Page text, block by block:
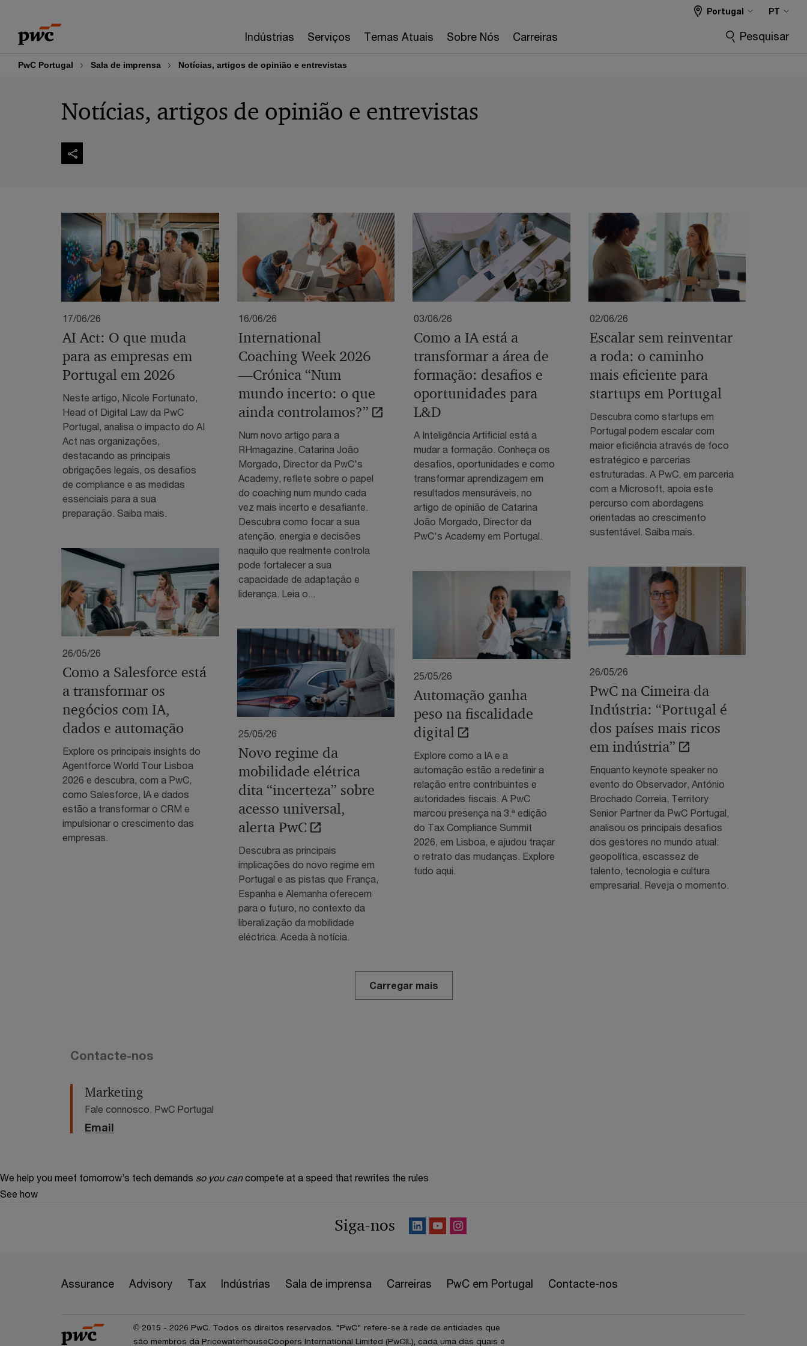
content
footer
Indústrias Serviços Temas Atuais Sobre Nós Carreiras
Portugal PT
Pesquisar
PwC Portugal Sala de imprensa Notícias, artigos de opinião e entrevistas
Notícias, artigos de opinião e entrevistas
17/06/26
AI Act: O que muda
para as empresas em
Portugal em 2026
Neste artigo, Nicole Fortunato,
Head of Digital Law da PwC
Portugal, analisa o impacto do AI
Act nas organizações,
destacando as principais
obrigações legais, os desafios
de compliance e as medidas
essenciais para a sua
preparação. Saiba mais.
16/06/26
International
Coaching Week 2026
—Crónica “Num
mundo incerto: o que
ainda controlamos?”
Num novo artigo para a
RHmagazine, Catarina João
Morgado, Director da PwC's
Academy, reflete sobre o papel
do coaching num mundo cada
vez mais incerto e desafiante.
Descubra como focar a sua
atenção, energia e decisões
naquilo que realmente controla
pode fortalecer a sua
capacidade de adaptação e
liderança. Leia o...
03/06/26
Como a IA está a
transformar a área de
formação: desafios e
oportunidades para
L&D
A Inteligência Artificial está a
mudar a formação. Conheça os
desafios, oportunidades e como
transformar aprendizagem em
resultados mensuráveis, no
artigo de opinião de Catarina
João Morgado, Director da
PwC's Academy em Portugal.
02/06/26
Escalar sem reinventar
a roda: o caminho
mais eficiente para
startups em Portugal
Descubra como startups em
Portugal podem escalar com
maior eficiência através de foco
estratégico e parcerias
estruturadas. A PwC, em parceria
com a Microsoft, apoia este
percurso com abordagens
orientadas ao crescimento
sustentável. Saiba mais.
26/05/26
Como a Salesforce está
a transformar os
negócios com IA,
dados e automação
Explore os principais insights do
Agentforce World Tour Lisboa
2026 e descubra, com a PwC,
como Salesforce, IA e dados
estão a transformar o CRM e
impulsionar o crescimento das
empresas.
26/05/26
PwC na Cimeira da
Indústria: “Portugal é
dos países mais ricos
em indústria”
Enquanto keynote speaker no
evento do Observador, António
Brochado Correia, Territory
Senior Partner da PwC Portugal,
analisou os principais desafios
dos gestores no mundo atual:
geopolítica, escassez de
talento, tecnologia e cultura
empresarial. Reveja o momento.
25/05/26
Automação ganha
peso na fiscalidade
digital
Explore como a IA e a
automação estão a redefinir a
relação entre contribuintes e
autoridades fiscais. A PwC
marcou presença na 3.ª edição
do Tax Compliance Summit
2026, em Lisboa, e ajudou traçar
o retrato das mudanças. Explore
tudo aqui.
25/05/26
Novo regime da
mobilidade elétrica
dita “incerteza” sobre
acesso universal,
alerta PwC
Descubra as principais
implicações do novo regime em
Portugal e as pistas que França,
Espanha e Alemanha oferecem
para o futuro, no contexto da
liberalização da mobilidade
eléctrica. Aceda à notícia.
Carregar mais
Contacte-nos
Marketing
Fale connosco, PwC Portugal
Email
We help you meet tomorrow’s tech demands so you can compete at a speed that rewrites the rules
See how
Siga-nos
Assurance Advisory Tax Indústrias Sala de imprensa Carreiras PwC em Portugal Contacte-nos
© 2015 - 2026 PwC. Todos os direitos reservados. "PwC" refere-se à rede de entidades que
são membros da PricewaterhouseCoopers International Limited (PwCIL), cada uma das quais é